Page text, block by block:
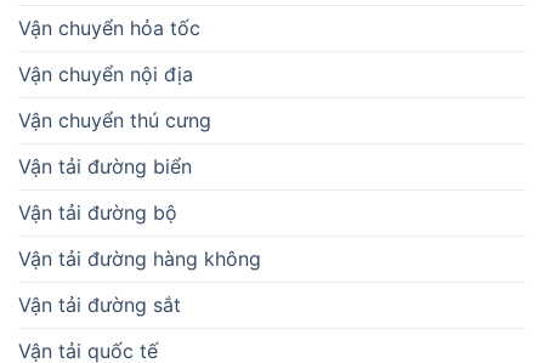
Vận chuyển hỏa tốc
Vận chuyển nội địa
Vận chuyển thú cưng
Vận tải đường biển
Vận tải đường bộ
Vận tải đường hàng không
Vận tải đường sắt
Vận tải quốc tế